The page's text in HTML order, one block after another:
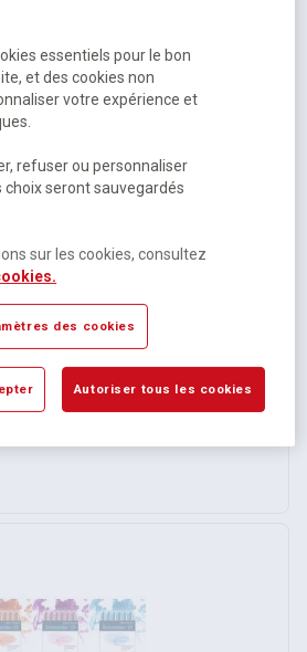
- Cléopâtre
essentiels pour le bon
et des cookies non
votre expérience et
refuser ou personnaliser
seront sauvegardés
sur les cookies, consultez
des cookies
Autoriser tous les cookies